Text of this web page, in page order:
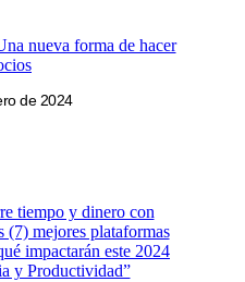
nueva forma de hacer
de 2024
tiempo y dinero con
mejores plataformas
impactarán este 2024
y Productividad”